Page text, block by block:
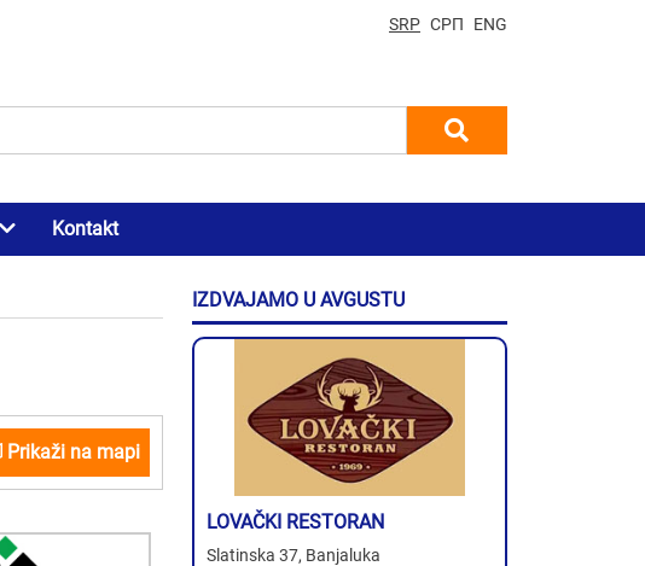
SRP СРП ENG
Kontakt
Prikaži na mapi
IZDVAJAMO U AVGUSTU
LOVAČKI RESTORAN
Slatinska 37, Banjaluka